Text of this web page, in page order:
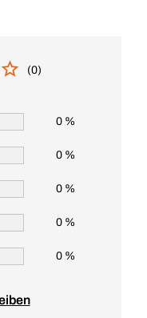
(0)
0 %
0 %
0 %
0 %
0 %